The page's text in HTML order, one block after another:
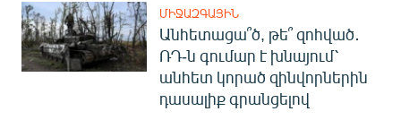
«Ազատության» բոլոր կայքերը
ՄԻՋԱԶԳԱՅԻՆ
Անհետացա՞ծ, թե՞ զոհված․
ՌԴ-ն գումար է խնայում՝
անհետ կորած զինվորներին
դասալիք գրանցելով